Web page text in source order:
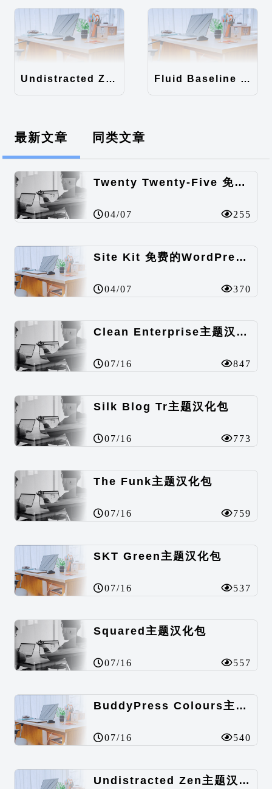
Undistracted Zen主题汉化包 Fluid Baseline Grid主题汉化包
最新文章 同类文章
Twenty Twenty-Five 免费的WordPress内容主题
04/07 255
Site Kit 免费的WordPress数据统计插件
04/07 370
Clean Enterprise主题汉化包
07/16 847
Silk Blog Tr主题汉化包
07/16 773
The Funk主题汉化包
07/16 759
SKT Green主题汉化包
07/16 537
Squared主题汉化包
07/16 557
BuddyPress Colours主题汉化包
07/16 540
Undistracted Zen主题汉化包